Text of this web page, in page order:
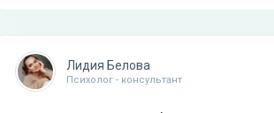
Лидия Белова
Психолог - консультант